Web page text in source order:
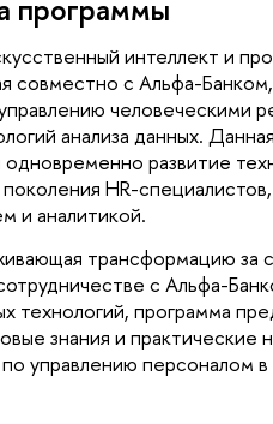
программы
интеллект и
совместно с Альфа-
человеческими
анализа данных.
развитие
HR-
и аналитикой.
трансформацию за
с Альфа-
технологий, программа
знания и практические
управлению персоналом